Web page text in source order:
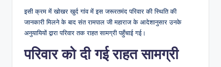
इसी क्रम में खोखर खुर्द गांव में इस जरूरतमंद परिवार की स्थिति की
जानकारी मिलने के बाद संत रामपाल जी महाराज के आदेशानुसार उनके
अनुयायियों द्वारा परिवार तक राहत सामग्री पहुँचाई गई।
परिवार को दी गई राहत सामग्री